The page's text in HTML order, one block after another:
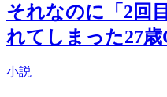
それなのに「2回
れてしまった27
小説